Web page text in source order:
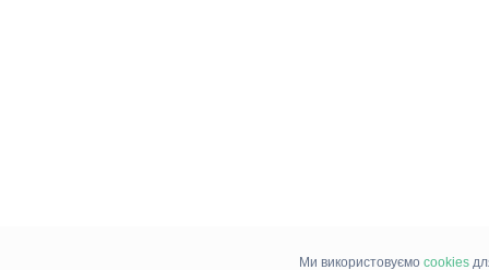
Ми використовуємо cookies